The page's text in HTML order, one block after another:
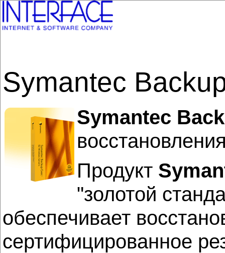
Symantec
Symantec
Продукт
"золотой
обеспечивает
сертифицированное